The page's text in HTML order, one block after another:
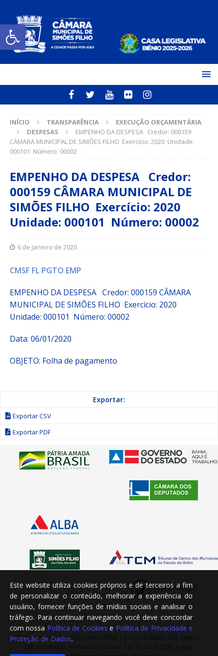
Open toolbar
INÍCIO TRANSPARÊNCIA
EXECUÇÃO ORÇAMENTÁRIA
DESPESAS
EMPENHO DA DESPESA Credor: 000159
CÂMARA MUNICIPAL DE SIMÕES FILHO Exercício: 2020 Unidade:
000101 Número: 00002
EMPENHO DA DESPESA Credor:
000159 CÂMARA MUNICIPAL DE
SIMÕES FILHO Exercício: 2020
Unidade: 000101 Número: 00002
6 de janeiro de 2020
CMSF FL PGTO EMP
EMPENHO DA DESPESA Credor: 000159 CÂMARA
MUNICIPAL DE SIMÕES FILHO Exercício: 2020
Unidade: 000101 Número: 00002
Data: 06/01/2020
OBJETO: Folha de pagamento
Exportar:
Exportar CSV
Exportar PDF
© Câmara Municipal de Simões Filho | Praça da Bíblia, S/N, Centro,
CEP 43700-000, Simões Filho, Bahia. Tel: 71 2108-7200, e-mail:
Este website utiliza cookies próprios e de terceiros a fim
de personalizar o conteúdo, melhorar a experiência do
usuário, fornecer funções de mídias sociais e analisar o
tráfego. Para continuar navegando você deve concordar
com nossa Política de Cookies e Política de Privacidade e
Proteção de Dados.